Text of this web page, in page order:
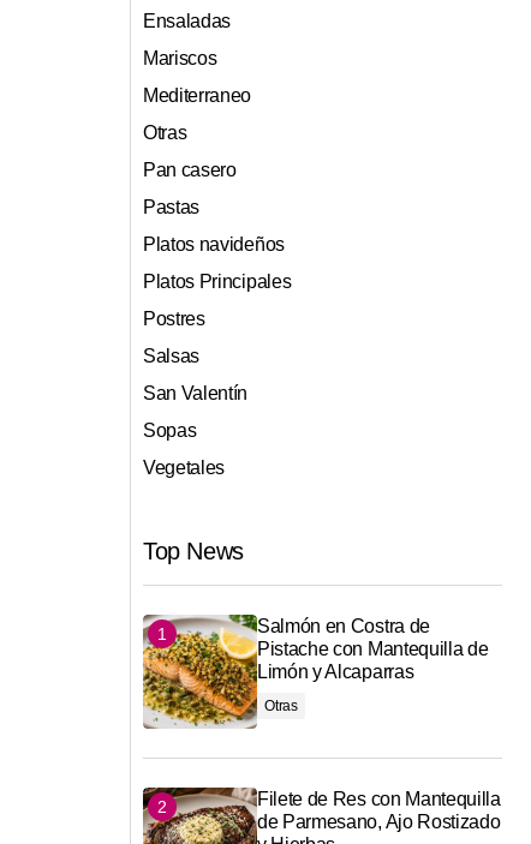
Ensaladas
Mariscos
Mediterraneo
Otras
Pan casero
Pastas
Platos navideños
Platos Principales
Postres
Salsas
San Valentín
Sopas
Vegetales
Top News
Salmón en Costra de
Pistache con Mantequilla de
Limón y Alcaparras
Otras
Filete de Res con Mantequilla
de Parmesano, Ajo Rostizado